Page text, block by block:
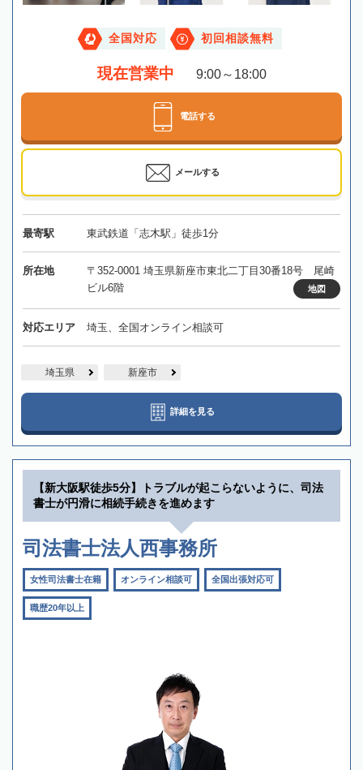
全国対応 初回相談無料
現在営業中 9:00～18:00
電話する
メールする
最寄駅 東武鉄道「志木駅」徒歩1分
所在地
〒352-0001 埼玉県新座市東北二丁目30番18号 尾崎
ビル6階
地図
対応エリア 埼玉、全国オンライン相談可
埼玉県 新座市
詳細を見る
【新大阪駅徒歩5分】トラブルが起こらないように、司法
書士が円滑に相続手続きを進めます
司法書士法人西事務所
女性司法書士在籍 オンライン相談可 全国出張対応可
職歴20年以上